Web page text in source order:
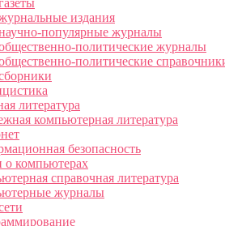
издания
популярные журналы
политические журналы
политические
литература
компьютерная литература
безопасность
о компьютерах
справочная литература
журналы